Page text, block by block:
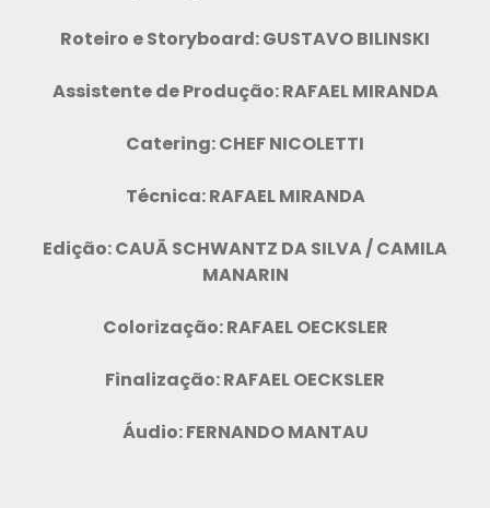
Roteiro e Storyboard: GUSTAVO BILINSKI
Assistente de Produção: RAFAEL MIRANDA
Catering: CHEF NICOLETTI
Técnica: RAFAEL MIRANDA
Edição: CAUÃ SCHWANTZ DA SILVA / CAMILA
MANARIN
Colorização: RAFAEL OECKSLER
Finalização: RAFAEL OECKSLER
Áudio: FERNANDO MANTAU